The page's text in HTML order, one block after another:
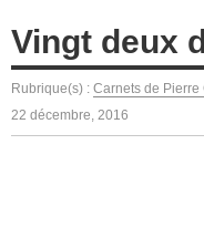
Vingt deux
Rubrique(s) : Carnets de
22 décembre, 2016